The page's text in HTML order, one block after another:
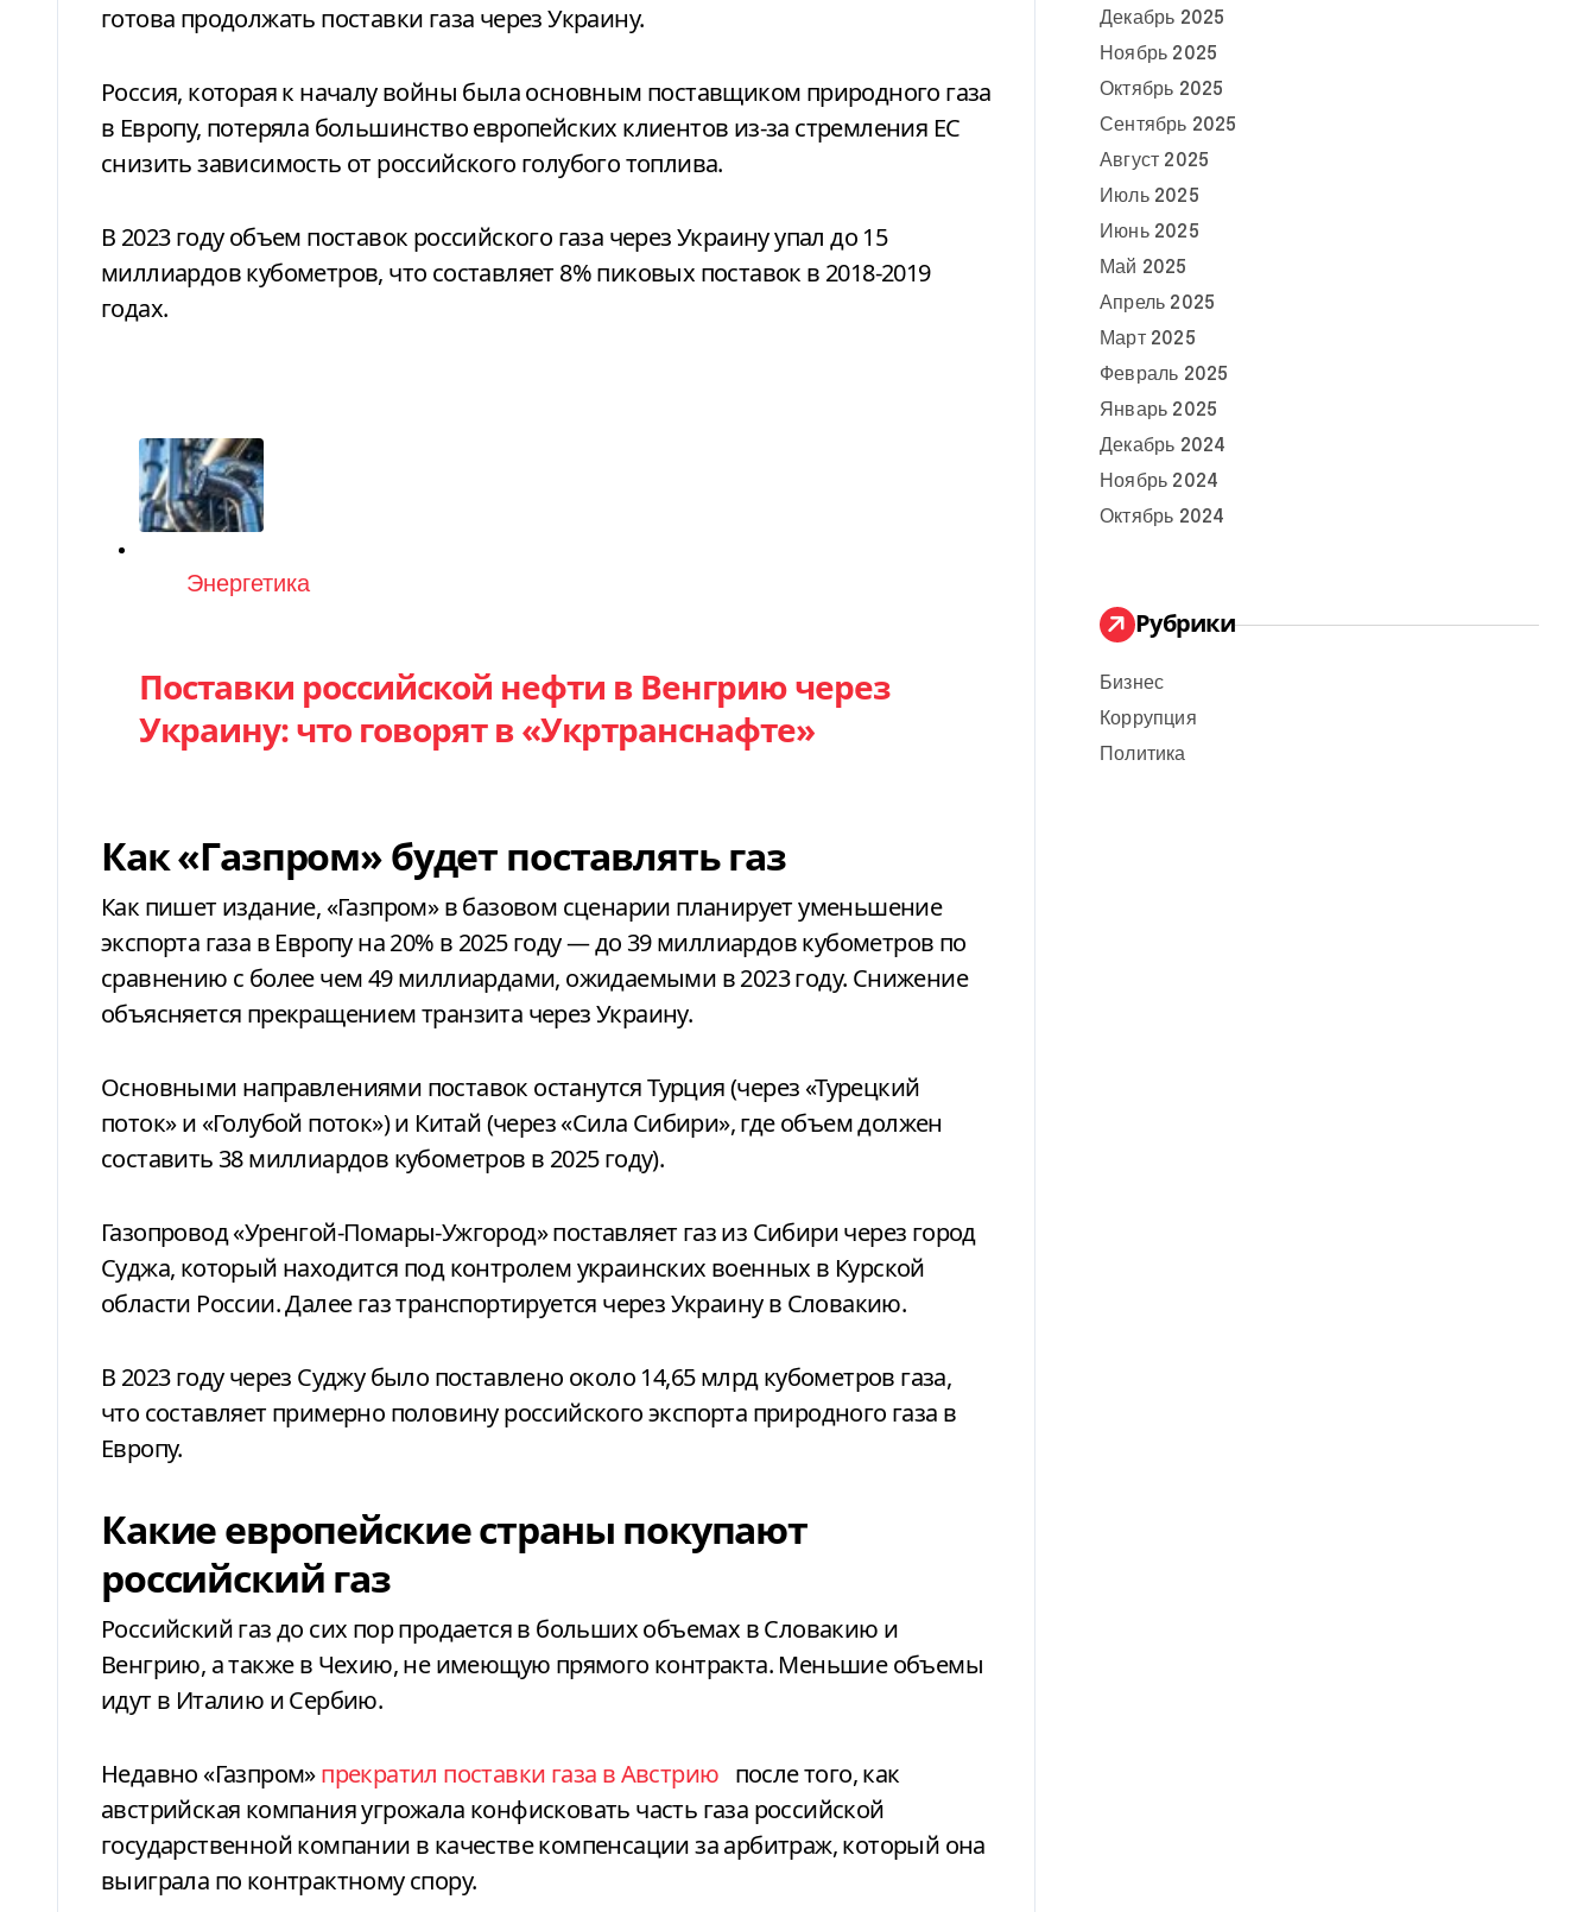
готова продолжать поставки газа через Украину.
Россия, которая к началу войны была основным поставщиком природного газа
в Европу, потеряла большинство европейских клиентов из-за стремления ЕС
снизить зависимость от российского голубого топлива.
В 2023 году объем поставок российского газа через Украину упал до 15
миллиардов кубометров, что составляет 8% пиковых поставок в 2018-2019
годах.
Категория
Энергетика
Поставки российской нефти в Венгрию через
Украину: что говорят в «Укртранснафте»
Как «Газпром» будет поставлять газ
Как пишет издание, «Газпром» в базовом сценарии планирует уменьшение
экспорта газа в Европу на 20% в 2025 году — до 39 миллиардов кубометров по
сравнению с более чем 49 миллиардами, ожидаемыми в 2023 году. Снижение
объясняется прекращением транзита через Украину.
Основными направлениями поставок останутся Турция (через «Турецкий
поток» и «Голубой поток») и Китай (через «Сила Сибири», где объем должен
составить 38 миллиардов кубометров в 2025 году).
Газопровод «Уренгой-Помары-Ужгород» поставляет газ из Сибири через город
Суджа, который находится под контролем украинских военных в Курской
области России. Далее газ транспортируется через Украину в Словакию.
В 2023 году через Суджу было поставлено около 14,65 млрд кубометров газа,
что составляет примерно половину российского экспорта природного газа в
Европу.
Какие европейские страны покупают
российский газ
Российский газ до сих пор продается в больших объемах в Словакию и
Венгрию, а также в Чехию, не имеющую прямого контракта. Меньшие объемы
идут в Италию и Сербию.
Недавно «Газпром»прекратил поставки газа в Австрию после того, как
австрийская компания угрожала конфисковать часть газа российской
государственной компании в качестве компенсации за арбитраж, который она
выиграла по контрактному спору.
Декабрь 2025
Ноябрь 2025
Октябрь 2025
Сентябрь 2025
Август 2025
Июль 2025
Июнь 2025
Май 2025
Апрель 2025
Март 2025
Февраль 2025
Январь 2025
Декабрь 2024
Ноябрь 2024
Октябрь 2024
Рубрики
Бизнес
Коррупция
Политика